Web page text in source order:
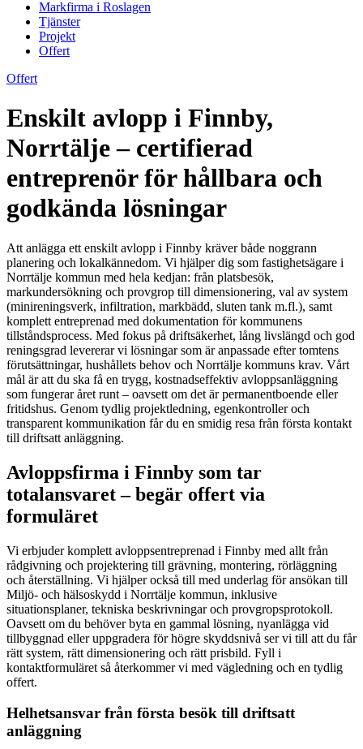
Markfirma i Roslagen
Tjänster
Projekt
Offert
Offert
Enskilt avlopp i Finnby,
Norrtälje – certifierad
entreprenör för hållbara och
godkända lösningar
Att anlägga ett enskilt avlopp i Finnby kräver både noggrann
planering och lokalkännedom. Vi hjälper dig som fastighetsägare i
Norrtälje kommun med hela kedjan: från platsbesök,
markundersökning och provgrop till dimensionering, val av system
(minireningsverk, infiltration, markbädd, sluten tank m.fl.), samt
komplett entreprenad med dokumentation för kommunens
tillståndsprocess. Med fokus på driftsäkerhet, lång livslängd och god
reningsgrad levererar vi lösningar som är anpassade efter tomtens
förutsättningar, hushållets behov och Norrtälje kommuns krav. Vårt
mål är att du ska få en trygg, kostnadseffektiv avloppsanläggning
som fungerar året runt – oavsett om det är permanentboende eller
fritidshus. Genom tydlig projektledning, egenkontroller och
transparent kommunikation får du en smidig resa från första kontakt
till driftsatt anläggning.
Avloppsfirma i Finnby som tar
totalansvaret – begär offert via
formuläret
Vi erbjuder komplett avloppsentreprenad i Finnby med allt från
rådgivning och projektering till grävning, montering, rörläggning
och återställning. Vi hjälper också till med underlag för ansökan till
Miljö- och hälsoskydd i Norrtälje kommun, inklusive
situationsplaner, tekniska beskrivningar och provgropsprotokoll.
Oavsett om du behöver byta en gammal lösning, nyanlägga vid
tillbyggnad eller uppgradera för högre skyddsnivå ser vi till att du får
rätt system, rätt dimensionering och rätt prisbild. Fyll i
kontaktformuläret så återkommer vi med vägledning och en tydlig
offert.
Helhetsansvar från första besök till driftsatt
anläggning